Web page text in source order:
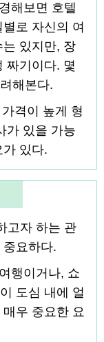
해보면 호텔
로 자신의 여
있지만, 장
짜기이다. 몇
해본다.
격이 높게 형
가 있을 가능
있다.
고자 하는 관
요하다.
행이거나, 쇼
도심 내에 얼
우 중요한 요